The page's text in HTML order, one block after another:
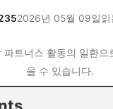
2026년 05월 09일
파트너스 활동의 일환으
을 수 있습니다.